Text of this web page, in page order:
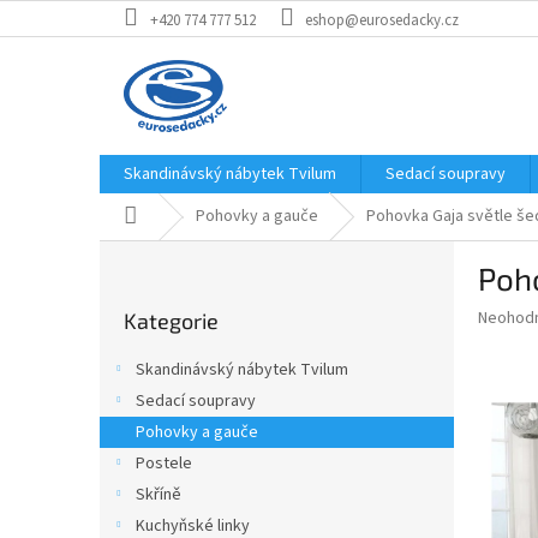
na
+420 774 777 512 eshop@eurosedacky.cz
Skandinávský nábytek Tvilum Sedací soupravy
Domů Pohovky a gauče Pohovka Gaja světle
n
kategorie
Kategorie
Skandinávský nábytek Tvilum
Sedací soupravy
Pohovky a gauče
Postele
Skříně
Kuchyňské linky
0,0